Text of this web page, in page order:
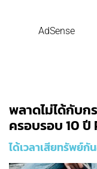
AdSense
พลาดไม่ได้กับก
ครอบรอบ 10 ปี
ได้เวลาเสียทรัพย์กั